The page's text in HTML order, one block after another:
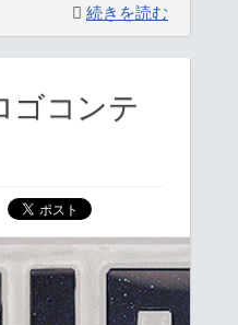
続きを読む
ゴコンテ